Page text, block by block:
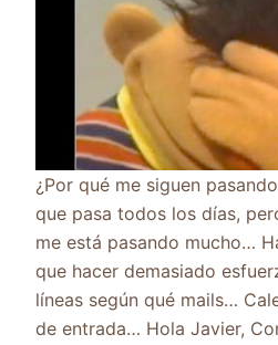
¿Por qué me siguen
que pasa todos los días,
me está pasando mucho…
que hacer demasiado
líneas según qué mails…
de entrada… Hola Javier,